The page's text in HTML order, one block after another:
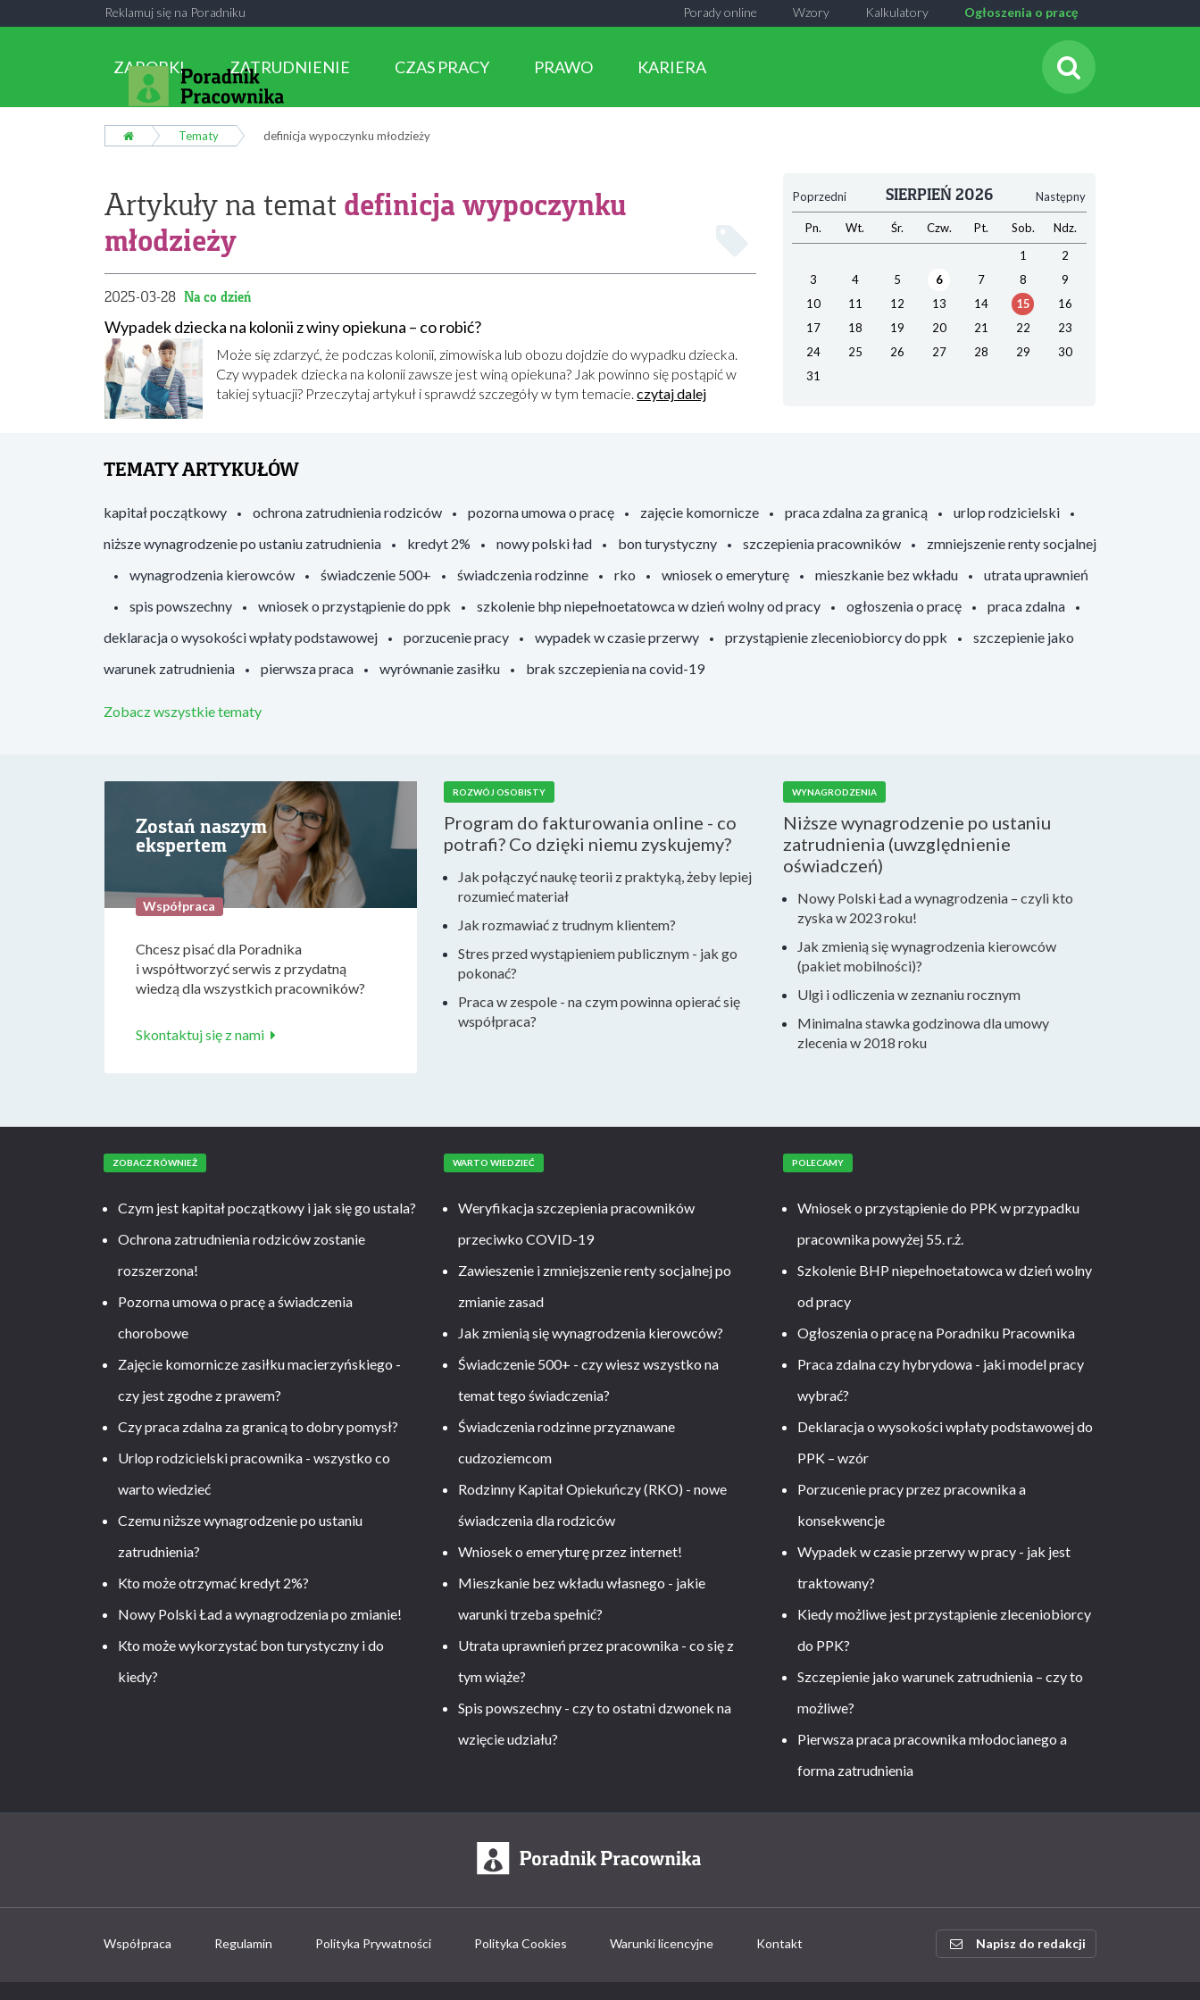
Reklamuj się na Poradniku Ogłoszenia o pracę
Kalkulatory
Wzory
Porady online
ZAROBKI ZATRUDNIENIE CZAS PRACY PRAWO KARIERA
Tematy definicja wypoczynku młodzieży
Artykuły na temat definicja wypoczynku
młodzieży
2025-03-28 Na co dzień
Wypadek dziecka na kolonii z winy opiekuna – co robić?
Może się zdarzyć, że podczas kolonii, zimowiska lub obozu dojdzie do wypadku dziecka.
Czy wypadek dziecka na kolonii zawsze jest winą opiekuna? Jak powinno się postąpić w
takiej sytuacji? Przeczytaj artykuł i sprawdź szczegóły w tym temacie. czytaj dalej
Poprzedni Następny
SIERPIEŃ 2026
Pn. Wt. Śr. Czw. Pt. Sob.
Ndz.
1
2
3
4 5 6 7 8
9
10
11 12 13 14 15
16
17
18 19 20 21 22
23
24
25 26 27 28 29
30
31
TEMATY ARTYKUŁÓW
kapitał początkowy ochrona zatrudnienia rodziców pozorna umowa o pracę zajęcie komornicze praca zdalna za granicą
urlop rodzicielski
niższe wynagrodzenie po ustaniu zatrudnienia
kredyt 2% nowy polski ład bon turystyczny szczepienia pracowników
zmniejszenie renty socjalnej
wynagrodzenia kierowców
świadczenie 500+ świadczenia rodzinne rko wniosek o emeryturę mieszkanie bez wkładu
utrata uprawnień
spis powszechny
wniosek o przystąpienie do ppk szkolenie bhp niepełnoetatowca w dzień wolny od pracy ogłoszenia o pracę
praca zdalna
deklaracja o wysokości wpłaty podstawowej
porzucenie pracy wypadek w czasie przerwy przystąpienie zleceniobiorcy do ppk
szczepienie jako
warunek zatrudnienia
pierwsza praca wyrównanie zasiłku brak szczepienia na covid-19
Zobacz wszystkie tematy
Zostań naszym
ekspertem
Współpraca
Chcesz pisać dla Poradnika
i współtworzyć serwis z przydatną
wiedzą dla wszystkich pracowników?
Skontaktuj się z nami
ROZWÓJ OSOBISTY
Program do fakturowania online - co
potrafi? Co dzięki niemu zyskujemy?
Jak połączyć naukę teorii z praktyką, żeby lepiej
rozumieć materiał
Jak rozmawiać z trudnym klientem?
Stres przed wystąpieniem publicznym - jak go
pokonać?
Praca w zespole - na czym powinna opierać się
współpraca?
WYNAGRODZENIA
Niższe wynagrodzenie po ustaniu
zatrudnienia (uwzględnienie
oświadczeń)
Nowy Polski Ład a wynagrodzenia – czyli kto
zyska w 2023 roku!
Jak zmienią się wynagrodzenia kierowców
(pakiet mobilności)?
Ulgi i odliczenia w zeznaniu rocznym
Minimalna stawka godzinowa dla umowy
zlecenia w 2018 roku
ZOBACZ RÓWNIEŻ
Czym jest kapitał początkowy i jak się go ustala?
Ochrona zatrudnienia rodziców zostanie
rozszerzona!
Pozorna umowa o pracę a świadczenia
chorobowe
Zajęcie komornicze zasiłku macierzyńskiego -
czy jest zgodne z prawem?
Czy praca zdalna za granicą to dobry pomysł?
Urlop rodzicielski pracownika - wszystko co
warto wiedzieć
Czemu niższe wynagrodzenie po ustaniu
zatrudnienia?
Kto może otrzymać kredyt 2%?
Nowy Polski Ład a wynagrodzenia po zmianie!
Kto może wykorzystać bon turystyczny i do
kiedy?
WARTO WIEDZIEĆ
Weryfikacja szczepienia pracowników
przeciwko COVID-19
Zawieszenie i zmniejszenie renty socjalnej po
zmianie zasad
Jak zmienią się wynagrodzenia kierowców?
Świadczenie 500+ - czy wiesz wszystko na
temat tego świadczenia?
Świadczenia rodzinne przyznawane
cudzoziemcom
Rodzinny Kapitał Opiekuńczy (RKO) - nowe
świadczenia dla rodziców
Wniosek o emeryturę przez internet!
Mieszkanie bez wkładu własnego - jakie
warunki trzeba spełnić?
Utrata uprawnień przez pracownika - co się z
tym wiąże?
Spis powszechny - czy to ostatni dzwonek na
wzięcie udziału?
POLECAMY
Wniosek o przystąpienie do PPK w przypadku
pracownika powyżej 55. r.ż.
Szkolenie BHP niepełnoetatowca w dzień wolny
od pracy
Ogłoszenia o pracę na Poradniku Pracownika
Praca zdalna czy hybrydowa - jaki model pracy
wybrać?
Deklaracja o wysokości wpłaty podstawowej do
PPK – wzór
Porzucenie pracy przez pracownika a
konsekwencje
Wypadek w czasie przerwy w pracy - jak jest
traktowany?
Kiedy możliwe jest przystąpienie zleceniobiorcy
do PPK?
Szczepienie jako warunek zatrudnienia – czy to
możliwe?
Pierwsza praca pracownika młodocianego a
forma zatrudnienia
Współpraca Regulamin Polityka Prywatności Polityka Cookies Warunki licencyjne Kontakt Napisz do redakcji